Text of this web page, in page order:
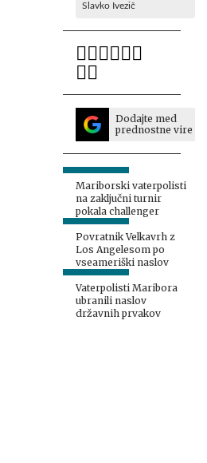
Slavko Ivezič
Dodajte med
prednostne vire
Mariborski vaterpolisti
na zaključni turnir
pokala challenger
Povratnik Velkavrh z
Los Angelesom po
vseameriški naslov
Vaterpolisti Maribora
ubranili naslov
državnih prvakov